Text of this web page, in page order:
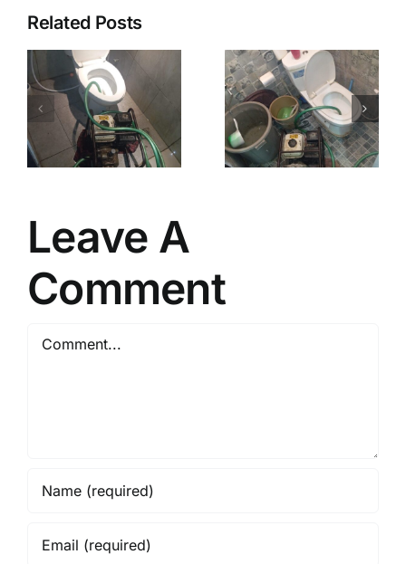
Related Posts
Saluran
Mampet
Murah
Jogja
Sleman
Sedot WC
Murah
Jogja
Sleman
Leave A
Comment
Comment